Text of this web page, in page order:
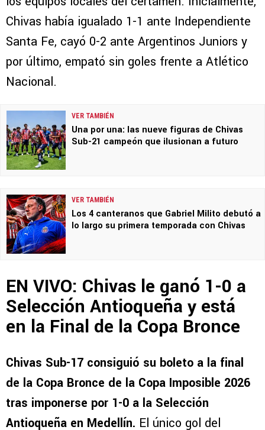
Chivas había igualado 1-1 ante Independiente
Santa Fe, cayó 0-2 ante Argentinos Juniors y
por último, empató sin goles frente a Atlético
Nacional.
VER TAMBIÉN
Una por una: las nueve figuras de Chivas
Sub-21 campeón que ilusionan a futuro
VER TAMBIÉN
Los 4 canteranos que Gabriel Milito debutó a
lo largo su primera temporada con Chivas
EN VIVO: Chivas le ganó 1-0 a
Selección Antioqueña y está
en la Final de la Copa Bronce
Chivas Sub-17 consiguió su boleto a la final
de la Copa Bronce de la Copa Imposible 2026
tras imponerse por 1-0 a la Selección
Antioqueña en Medellín. El único gol del